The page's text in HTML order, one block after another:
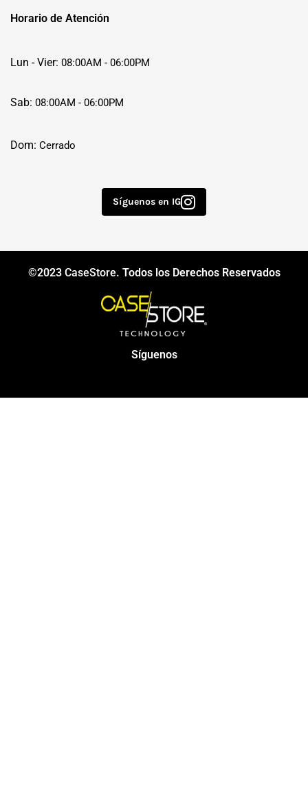
Horario de Atención
Lun - Vier: 08:00AM - 06:00PM
Sab: 08:00AM - 06:00PM
Dom: Cerrado
Síguenos en IG
©2023 CaseStore. Todos los Derechos Reservados
Síguenos